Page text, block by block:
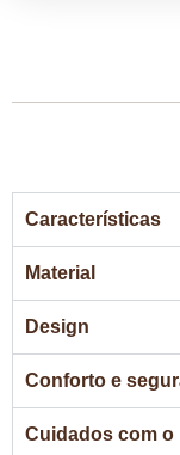
Características
Material
Design
Conforto e
Cuidados com